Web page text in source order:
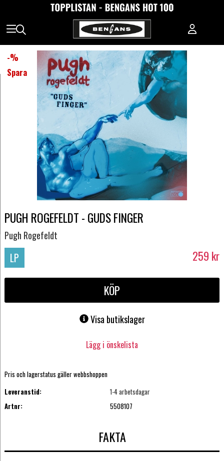
-%
Spara
PUGH ROGEFELDT - GUDS FINGER
Pugh Rogefeldt
LP 259 kr
KÖP
Visa butikslager
Lägg i önskelista
Pris och lagerstatus gäller webbshoppen
Leveranstid:
1-4 arbetsdagar
Artnr:
5508107
FAKTA